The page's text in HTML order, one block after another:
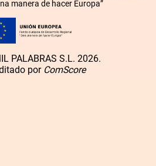
manera de hacer Europa”
PALABRAS S.L. 2026.
por ComScore